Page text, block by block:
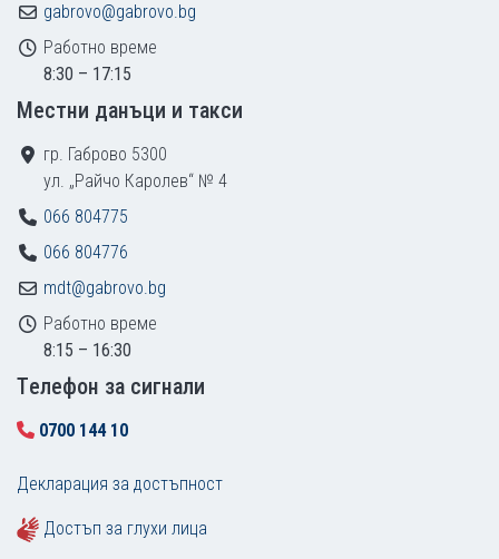
gabrovo@gabrovo.bg
Работно време
8:30 – 17:15
Местни данъци и такси
гр. Габрово 5300
ул. „Райчо Каролев“ № 4
066 804775
066 804776
mdt@gabrovo.bg
Работно време
8:15 – 16:30
Tелефон за сигнали
0700 144 10
Декларация за достъпност
Достъп за глухи лица